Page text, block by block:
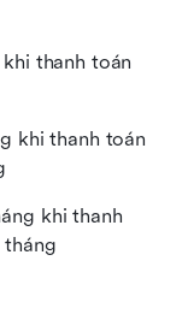
thanh toán
khi thanh toán
khi thanh
tháng